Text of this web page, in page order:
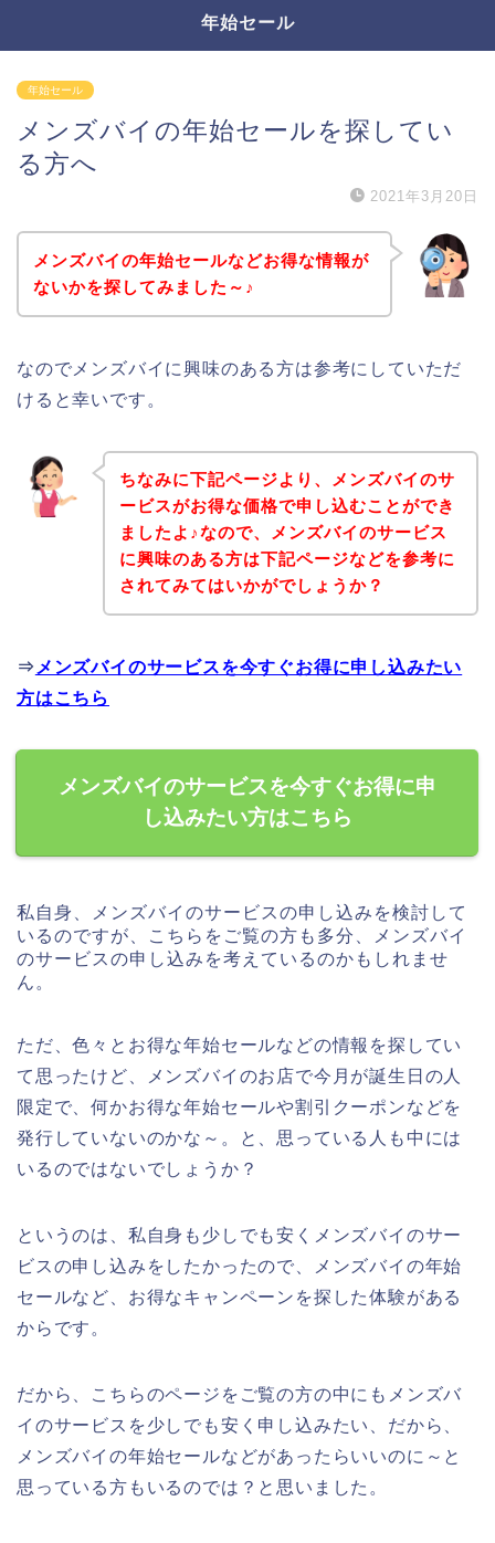
年始セール
年始セール
メンズバイの年始セールを探してい
る方へ
2021年3月20日
メンズバイの年始セールなどお得な情報が
ないかを探してみました～♪
なのでメンズバイに興味のある方は参考にしていただ
けると幸いです。
ちなみに下記ページより、メンズバイのサ
ービスがお得な価格で申し込むことができ
ましたよ♪なので、メンズバイのサービス
に興味のある方は下記ページなどを参考に
されてみてはいかがでしょうか？
⇒ メンズバイのサービスを今すぐお得に申し込みたい
方はこちら
メンズバイのサービスを今すぐお得に申
し込みたい方はこちら
私自身、メンズバイのサービスの申し込みを検討して
いるのですが、こちらをご覧の方も多分、メンズバイ
のサービスの申し込みを考えているのかもしれませ
ん。
ただ、色々とお得な年始セールなどの情報を探してい
て思ったけど、メンズバイのお店で今月が誕生日の人
限定で、何かお得な年始セールや割引クーポンなどを
発行していないのかな～。と、思っている人も中には
いるのではないでしょうか？
というのは、私自身も少しでも安くメンズバイのサー
ビスの申し込みをしたかったので、メンズバイの年始
セールなど、お得なキャンペーンを探した体験がある
からです。
だから、こちらのページをご覧の方の中にもメンズバ
イのサービスを少しでも安く申し込みたい、だから、
メンズバイの年始セールなどがあったらいいのに～と
思っている方もいるのでは？と思いました。